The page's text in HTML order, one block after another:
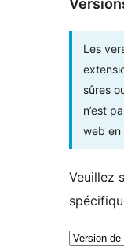
Les
sûres
n’est
web en
Veuillez